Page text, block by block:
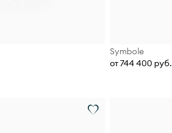
Symbole
от 744 400 руб.